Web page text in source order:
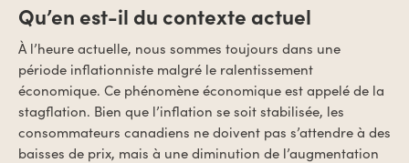
Qu’en est-il du contexte actuel
À l’heure actuelle, nous sommes toujours dans une
période inflationniste malgré le ralentissement
économique. Ce phénomène économique est appelé de la
stagflation. Bien que l’inflation se soit stabilisée, les
consommateurs canadiens ne doivent pas s’attendre à des
baisses de prix, mais à une diminution de l’augmentation